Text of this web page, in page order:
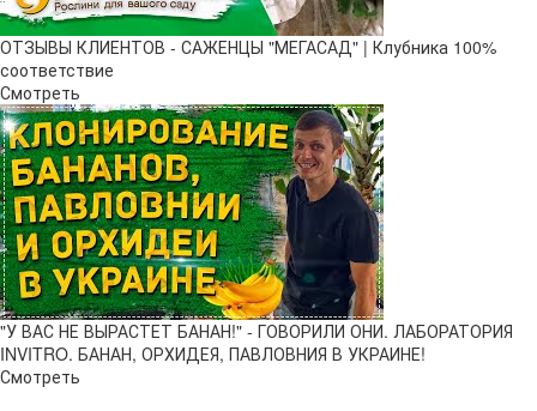
ОТЗЫВЫ КЛИЕНТОВ - САЖЕНЦЫ "МЕГАСАД" | Клубника 100%
соответствие
Смотреть
"У ВАС НЕ ВЫРАСТЕТ БАНАН!" - ГОВОРИЛИ ОНИ. ЛАБОРАТОРИЯ
INVITRO. БАНАН, ОРХИДЕЯ, ПАВЛОВНИЯ В УКРАИНЕ!
Смотреть